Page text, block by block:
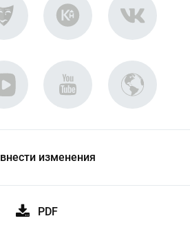
внести изменения
PDF